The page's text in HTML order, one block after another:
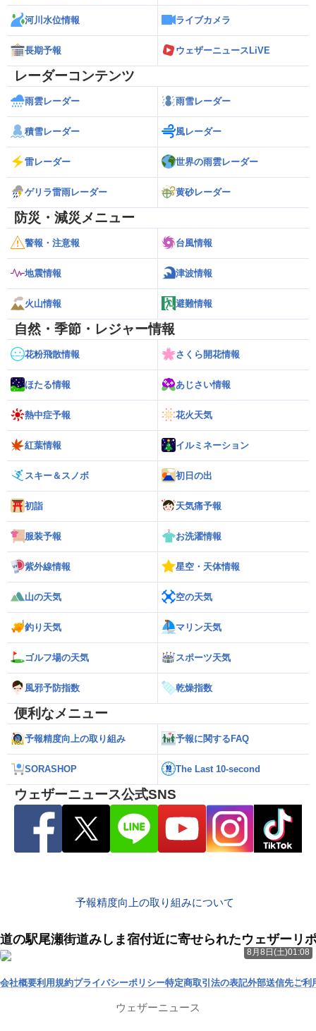
河川水位情報 ライブカメラ
長期予報 ウェザーニュースLiVE
レーダーコンテンツ
雨雲レーダー 雨雪レーダー
積雪レーダー 風レーダー
雷レーダー 世界の雨雲レーダー
ゲリラ雷雨レーダー 黄砂レーダー
防災・減災メニュー
警報・注意報 台風情報
地震情報 津波情報
火山情報 避難情報
自然・季節・レジャー情報
花粉飛散情報 さくら開花情報
ほたる情報 あじさい情報
熱中症予報 花火天気
紅葉情報 イルミネーション
スキー＆スノボ 初日の出
初詣 天気痛予報
服装予報 お洗濯情報
紫外線情報 星空・天体情報
山の天気 空の天気
釣り天気 マリン天気
ゴルフ場の天気 スポーツ天気
風邪予防指数 乾燥指数
便利なメニュー
予報精度向上の取り組み 予報に関するFAQ
SORASHOP The Last 10-second
ウェザーニュース公式SNS
予報精度向上の取り組みについて
道の駅尾瀬街道みしま宿付近に寄せられたウェザーリ
8月8日(土)01:08
会社概要利用規約プライバシーポリシー特定商取引法の表記外部送信先ご利
ウェザーニュース